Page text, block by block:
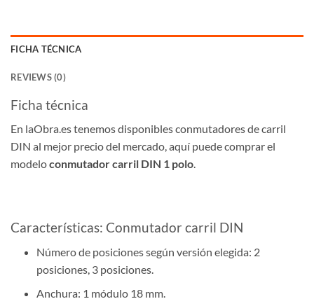
FICHA TÉCNICA
REVIEWS (0)
Ficha técnica
En laObra.es tenemos disponibles conmutadores de carril
DIN al mejor precio del mercado, aquí puede comprar el
modeloconmutador carril DIN 1 polo.
Características: Conmutador carril DIN
Número de posiciones según versión elegida: 2
posiciones, 3 posiciones.
Anchura: 1 módulo 18 mm.